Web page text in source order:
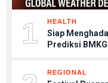
1 HEALTH
Siap
Prediksi
REGIONAL